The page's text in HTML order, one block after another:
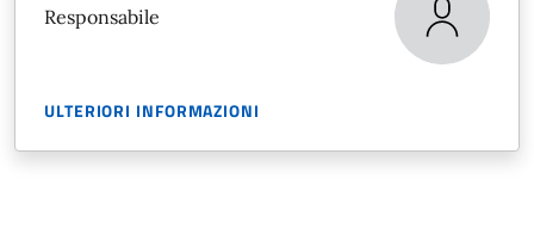
Responsabile
ULTERIORI INFORMAZIONI